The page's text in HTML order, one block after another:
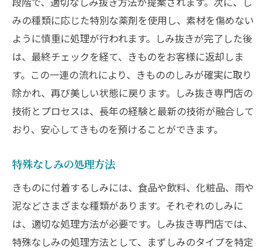
みの種類に応じた特別な薬剤を使用し、素材を傷めない
ように慎重に処理が行われます。しみ抜きが完了した後
は、最終チェックを経て、きものをお客様に返却しま
す。この一連の流れにより、きもののしみが確実に取り
除かれ、再び美しい状態に戻ります。しみ抜き専門店の
技術とプロセスは、長年の経験と最新の技術が融合して
おり、安心してきものを預けることができます。
特殊なしみの処理方法
きものに付着するしみには、食品や飲料、化粧品、雨や
泥などさまざまな種類があります。それぞれのしみに
は、適切な処理方法が必要です。しみ抜き専門店では、
特殊なしみの処理方法として、まずしみのタイプを特定